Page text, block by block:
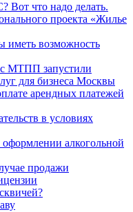
что надо делать.
проекта «Жилье
иметь возможность
МТПП запустили
для бизнеса Москвы
арендных платежей
в условиях
алкогольной
продажи